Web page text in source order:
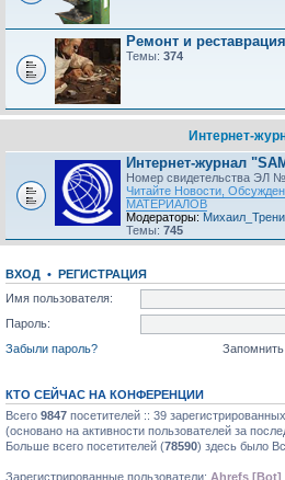
Ремонт и
Темы: 374
Интернет-
Интернет-журнал
Номер свидетельства ЭЛ
Читайте Новости,
МАТЕРИАЛОВ
Модераторы:
Темы: 745
ВХОД • РЕГИСТРАЦИЯ
Имя пользователя:
Пароль:
Забыли пароль?
КТО СЕЙЧАС НА КОНФЕРЕНЦИИ
Всего 9847 посетителей :: 39
(основано на активности пользователей за
Больше всего посетителей (78590) здесь было
Зарегистрированные пользователи: Ahrefs [Bot]